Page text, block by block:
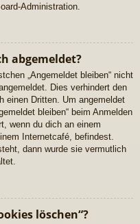
Administration.
abgemeldet?
„Angemeldet bleiben“ nicht
Dies verhindert den
einen Dritten. Um angemeldet
bleiben“ beim Anmelden
wenn du dich an einem
Internetcafé, befindest.
dann wurde sie vermutlich
löschen“?